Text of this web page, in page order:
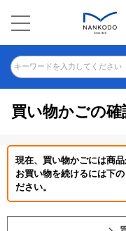
キーワードを入力してください
買い物かごの確
現在、買い物かごには商品
お買い物を続けるには下
ださい。